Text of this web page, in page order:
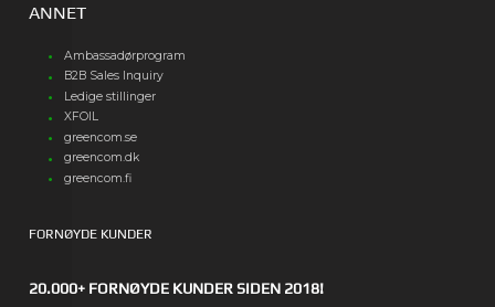
ANNET
Ambassadørprogram
B2B Sales Inquiry
Ledige stillinger
XFOIL
greencom.se
greencom.dk
greencom.fi
FORNØYDE KUNDER
20.000+ FORNØYDE KUNDER SIDEN 2018!